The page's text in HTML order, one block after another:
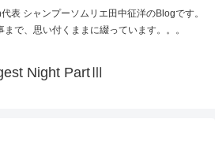
表 シャンプーソムリエ田中征洋のBlogです。
で、思い付くままに綴っています。。。
Night PartⅢ